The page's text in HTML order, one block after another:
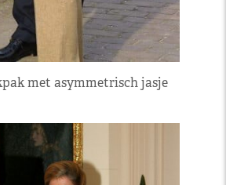
met asymmetrisch jasje